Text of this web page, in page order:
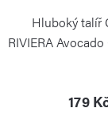
Hluboký talíř
RIVIERA
179